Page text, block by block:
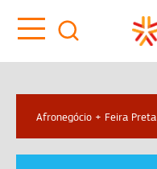
Afronegócio + Feira Preta